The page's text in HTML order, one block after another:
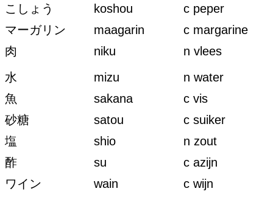
こしょう
koshou
c peper
マーガリン
maagarin
c margarine
肉
niku
n vlees
水
mizu
n water
魚
sakana
c vis
砂糖
satou
c suiker
塩
shio
n zout
酢
su
c azijn
ワイン
wain
c wijn